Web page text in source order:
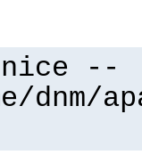
--
dnm/